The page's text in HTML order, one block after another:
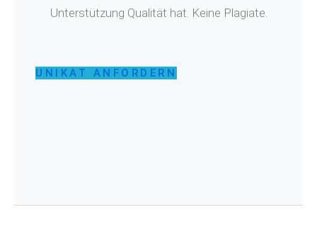
Unterstützung Qualität hat. Keine Plagiate.
UNIKAT ANFORDERN